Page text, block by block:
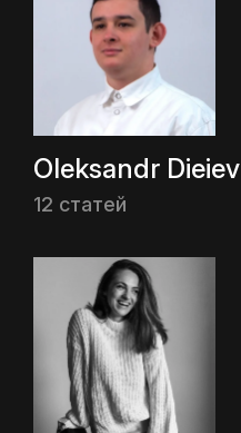
Oleksandr Dieiev
12 статей